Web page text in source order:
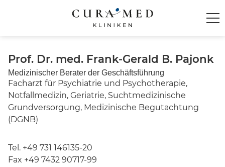
ÜberCuraMed
Kliniken & Einrichtungen
Kontakt
Prof. Dr. med. Frank-Gerald B. Pajonk
Medizinischer Berater der Geschäftsführung
Facharzt für Psychiatrie und Psychotherapie,
Notfallmedizin, Geriatrie, Suchtmedizinische
Grundversorgung, Medizinische Begutachtung
(DGNB)
+49 731 146135-20
+49 7432 90717-99